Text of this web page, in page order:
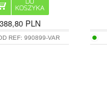
388,80 PLN
REF:990899-VAR